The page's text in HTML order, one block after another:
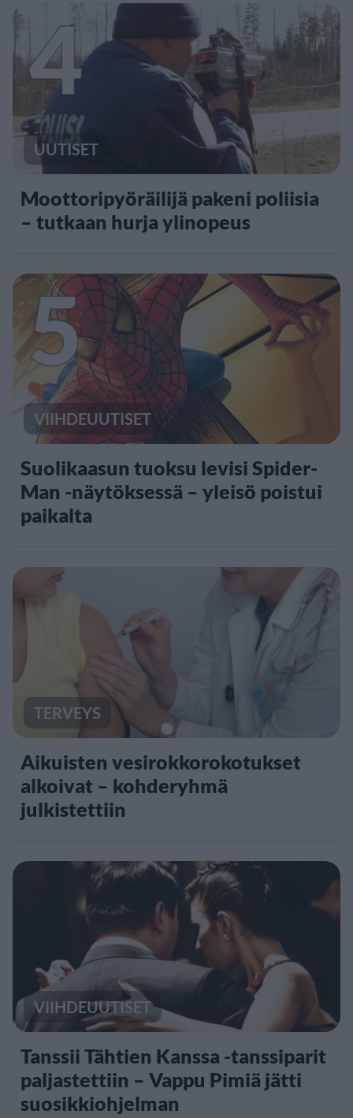
4
UUTISET
Moottoripyöräilijä pakeni poliisia
– tutkaan hurja ylinopeus
5
VIIHDEUUTISET
Suolikaasun tuoksu levisi Spider-
Man -näytöksessä – yleisö poistui
paikalta
TERVEYS
Aikuisten vesirokkorokotukset
alkoivat – kohderyhmä
julkistettiin
VIIHDEUUTISET
Tanssii Tähtien Kanssa -tanssiparit
paljastettiin – Vappu Pimiä jätti
suosikkiohjelman